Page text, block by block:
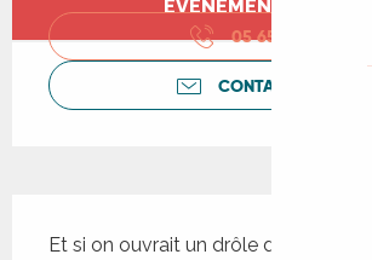
ÉVÉNEMENT TERMINÉ
05 65 22 62
CONTACTEZ-NOUS
Et si on ouvrait un drôle de